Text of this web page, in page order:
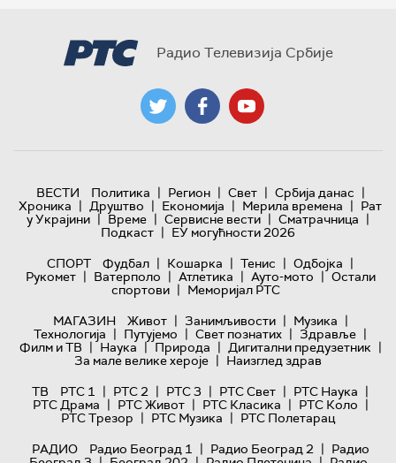
Радио Телевизија Србије
ВЕСТИ Политика | Регион | Свет | Србија данас |
Хроника | Друштво | Економија | Мерила времена | Рат
у Украјини | Време | Сервисне вести | Сматрачница |
Подкаст | ЕУ могућности 2026
СПОРТ
Фудбал | Кошарка | Тенис | Одбојка |
Рукомет | Ватерполо | Атлетика | Ауто-мото | Остали
спортови | Меморијал РТС
МАГАЗИН
Живот | Занимљивости | Музика |
Технологијa | Путујемо | Свет познатих | Здравље |
Филм и ТВ | Наука | Природа | Дигитални предузетник |
За мале велике хероје | Наизглед здрав
ТВ
РТС 1 | РТС 2 | РТС 3 | РТС Свет | РТС Наука |
РТС Драма | РТС Живот | РТС Класика | РТС Коло |
РТС Трезор | РТС Музика | РТС Полетарац
РАДИО
Радио Београд 1 | Радио Београд 2 | Радио